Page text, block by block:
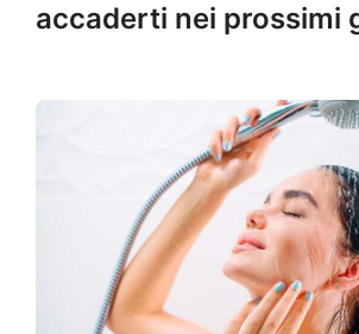
accaderti nei prossimi